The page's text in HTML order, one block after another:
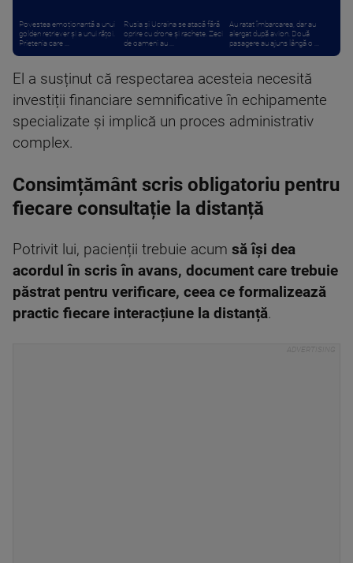
Povestea emoționantă a unui
golden retriever și a unui rățoi.
Prietenia care ...
Rusia și Ucraina se atacă fără
oprire cu drone și rachete. Zeci
de oameni au ...
Au ratat îmbarcarea, dar au
alergat după avion. Două
pasagere au ajuns lângă o ...
El a susținut că respectarea acesteia necesită
investiții financiare semnificative în echipamente
specializate și implică un proces administrativ
complex.
Consimțământ scris obligatoriu pentru
fiecare consultație la distanță
Potrivit lui, pacienții trebuie acum să își dea
acordul în scris în avans, document care trebuie
păstrat pentru verificare, ceea ce formalizează
practic fiecare interacțiune la distanță.